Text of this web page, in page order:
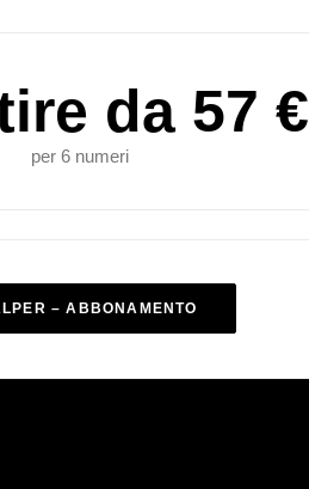
da 57 €
per 6 numeri
– ABBONAMENTO